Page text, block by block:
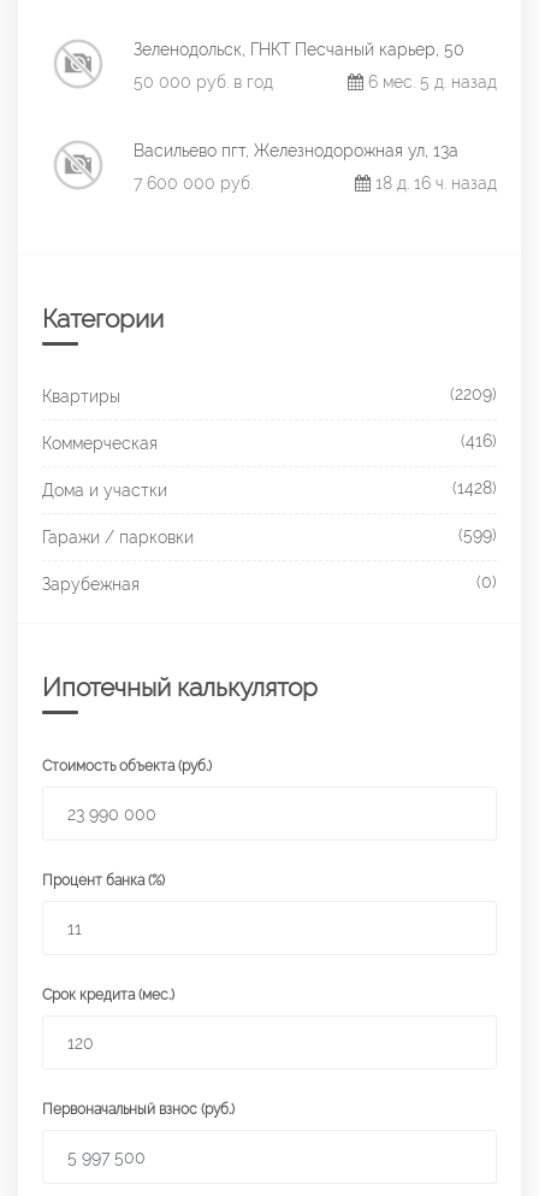
Зеленодольск, ГНКТ Песчаный карьер, 50
50 000 руб. в год
6 мес. 5 д. назад
Васильево пгт, Железнодорожная ул, 13а
7 600 000 руб.
18 д. 16 ч. назад
Категории
Квартиры (2209)
Коммерческая (416)
Дома и участки (1428)
Гаражи / парковки (599)
Зарубежная (0)
Ипотечный калькулятор
Стоимость объекта (руб.)
Процент банка (%)
Срок кредита (мес.)
Первоначальный взнос (руб.)